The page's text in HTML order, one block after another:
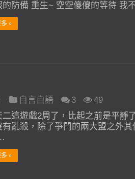
的防備 重生~ 空空傻傻的等待 我
»
自言自語 3
49
二這遊戲2周了，比起之前是平靜
有亂殺，除了爭鬥的兩大盟之外其
»